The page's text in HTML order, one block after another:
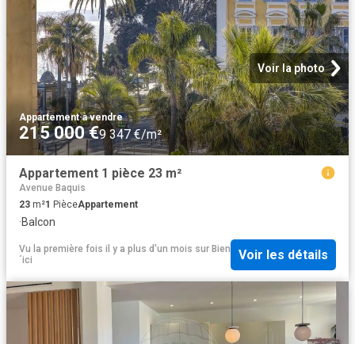
Voir la photo
Appartement·à vendre
215 000 €9 347 €/m²
Appartement 1 pièce 23 m²
Avenue Baquis
23 m²1 PièceAppartement
·Balcon
Vu la première fois il y a plus d'un mois sur Bien
´ici
Voir les détails